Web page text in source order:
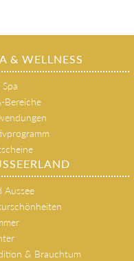
& WELLNESS
Spa
Bereiche
Aussee
& Brauchtum